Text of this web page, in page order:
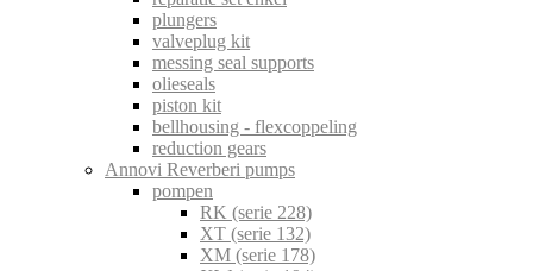
plungers
valveplug kit
messing seal supports
olieseals
piston kit
bellhousing - flexcoppeling
reduction gears
Annovi Reverberi pumps
pompen
RK (serie 228)
XT (serie 132)
XM (serie 178)